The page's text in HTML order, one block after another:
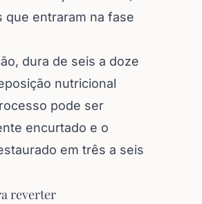
que entraram na fase
dura de seis a doze
nutricional
pode ser
encurtado e o
em três a seis
reverter